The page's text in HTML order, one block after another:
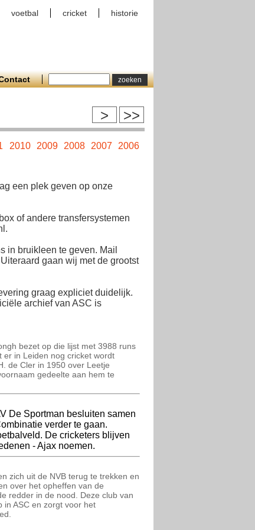
voetbal cricket historie
> >>
2010 2009 2008 2007 2006
een plek geven op onze
of andere transfersystemen
in bruikleen te geven. Mail
gaan wij met de grootst
graag expliciet duidelijk.
archief van ASC is
bezet op die lijst met 3988 runs
er in Leiden nog cricket wordt
de Cler in 1950 over Leetje
gedeelte aan hem te
De Sportman besluiten samen
verder te gaan.
De cricketers blijven
- Ajax noemen.
zich uit de NVB terug te trekken en
over het opheffen van de
redder in de nood. Deze club van
in ASC en zorgt voor het